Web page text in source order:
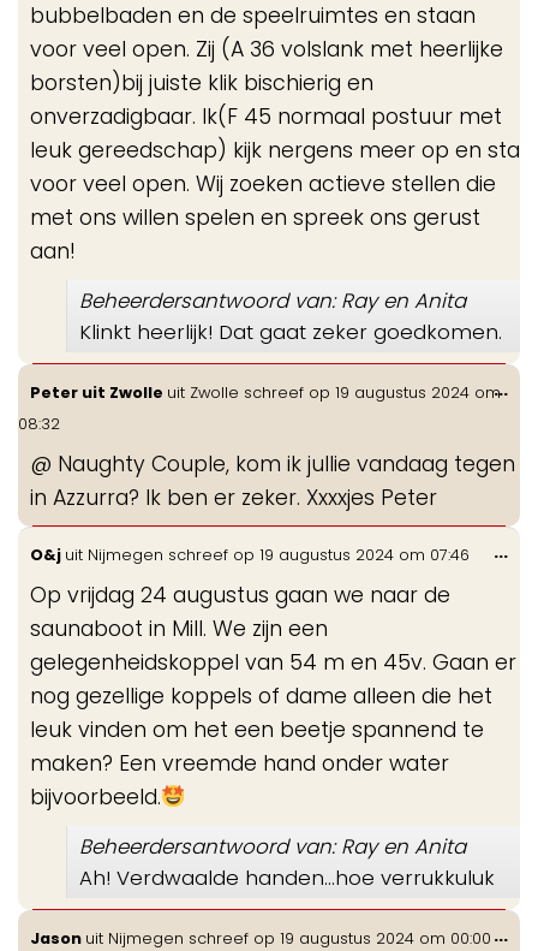
bubbelbaden en de speelruimtes en staan
voor veel open. Zij (A 36 volslank met heerlijke
borsten)bij juiste klik bischierig en
onverzadigbaar. Ik(F 45 normaal postuur met
leuk gereedschap) kijk nergens meer op en sta
voor veel open. Wij zoeken actieve stellen die
met ons willen spelen en spreek ons gerust
aan!
Beheerdersantwoord van: Ray en Anita
Klinkt heerlijk! Dat gaat zeker goedkomen.
Peter uit Zwolle uit Zwolle schreef op 19 augustus 2024 om
08:32
@ Naughty Couple, kom ik jullie vandaag tegen
in Azzurra? Ik ben er zeker. Xxxxjes Peter
...
O&j uit Nijmegen schreef op 19 augustus 2024 om 07:46
Op vrijdag 24 augustus gaan we naar de
saunaboot in Mill. We zijn een
gelegenheidskoppel van 54 m en 45v. Gaan er
nog gezellige koppels of dame alleen die het
leuk vinden om het een beetje spannend te
maken? Een vreemde hand onder water
bijvoorbeeld.
Beheerdersantwoord van: Ray en Anita
Ah! Verdwaalde handen…hoe verrukkuluk
...
Jason uit Nijmegen schreef op 19 augustus 2024 om 00:00 ...